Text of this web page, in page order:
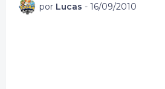
por Lucas - 16/09/2010